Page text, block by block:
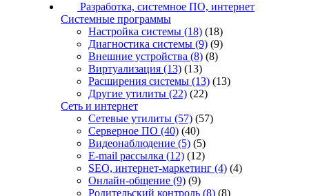
Разработка, системное ПО, интернет
Системные программы
Настройка системы (18) (18)
Диагностика системы (9) (9)
Внешние устройства (8) (8)
Виртуализация (13) (13)
Расширения системы (13) (13)
Другие утилиты (22) (22)
Сеть и интернет
Сетевые утилиты (57) (57)
Серверное ПО (40) (40)
Видеонаблюдение (5) (5)
E-mail рассылка (12) (12)
SEO, интернет-маркетинг (4) (4)
Онлайн-общение (9) (9)
Родительский контроль (8) (8)